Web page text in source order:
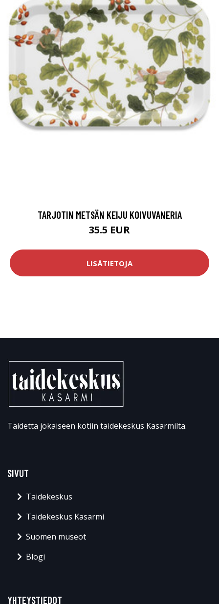
TARJOTIN METSÄN KEIJU KOIVUVANERIA
35.5 EUR
LISÄTIETOJA
Taidetta jokaiseen kotiin taidekeskus Kasarmilta.
SIVUT
Taidekeskus
Taidekeskus Kasarmi
Suomen museot
Blogi
YHTEYSTIEDOT